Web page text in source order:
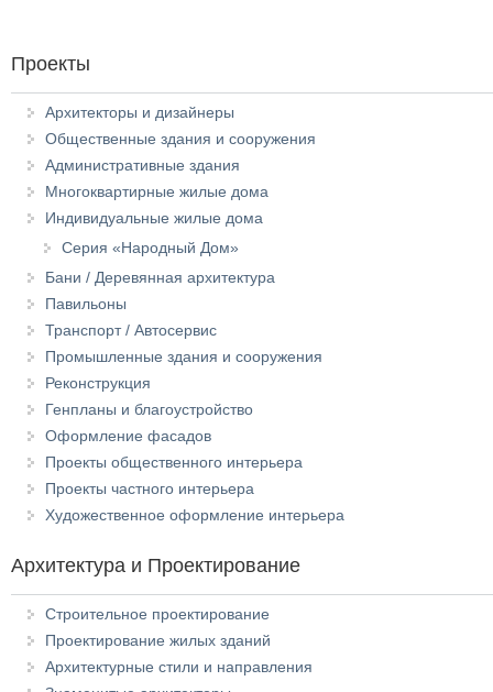
Проекты
Архитекторы и дизайнеры
Общественные здания и сооружения
Административные здания
Многоквартирные жилые дома
Индивидуальные жилые дома
Серия «Народный Дом»
Бани / Деревянная архитектура
Павильоны
Транспорт / Автосервис
Промышленные здания и сооружения
Реконструкция
Генпланы и благоустройство
Оформление фасадов
Проекты общественного интерьера
Проекты частного интерьера
Художественное оформление интерьера
Архитектура и Проектирование
Строительное проектирование
Проектирование жилых зданий
Архитектурные стили и направления